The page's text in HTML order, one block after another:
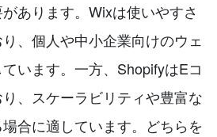
あります。Wixは使いやすさ
、個人や中小企業向けのウェ
います。一方、ShopifyはEコ
、スケーラビリティや豊富な
合に適しています。どちらを